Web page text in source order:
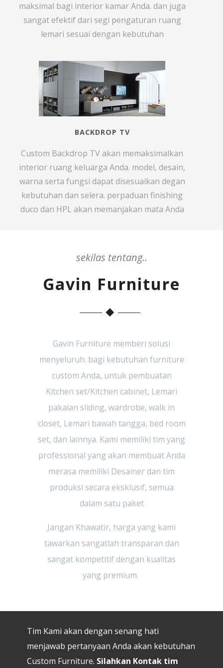
maksimal bagi interior kamar Anda. dan juga
sangat efektif dari segi pengaturan ruang
lemari sesuai dengan kebutuhan
BACKDROP TV
Custom Backdrop TV akan memaksimalkan
interior ruang keluarga Anda. model, desain,
warna serta fungsi dapat disesuaikan degan
kebutuhan dan selera. perpaduan finishing
duco dan HPL akan memanjakan mata Anda
sekilas tentang..
Gavin Furniture
Gavin Furniture memberi solusi
menyeluruh. bagi kebutuhan furniture
custom Anda, untuk pembuatan
Kitchen set/Kitchen cabinet, Lemari
pakaian sliding, wardrobe, walk in
closet, Lemari bawah tangga, bed room
set, dan lainnya. Kami memiliki tim yang
professional yang akan membuat Anda
merasa memiliki Desainer dan tim
produksi secara eksklusif, semua
dalam satu paket
Jangan Khawatir, harga yang kami
tawarkan sangatlah transparan dan
sangat kompetitif dengan kualitas
yang premium.
Tim Kami akan dengan senang hati
menjawab pertanyaan Anda akan kebutuhan
Custom Furniture. Silahkan Kontak tim